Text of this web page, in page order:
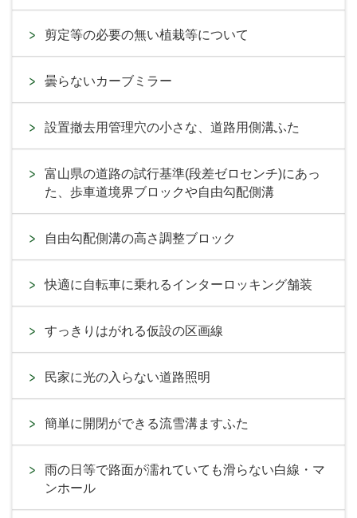
剪定等の必要の無い植栽等について
曇らないカーブミラー
設置撤去用管理穴の小さな、道路用側溝ふた
富山県の道路の試行基準(段差ゼロセンチ)にあっ
た、歩車道境界ブロックや自由勾配側溝
自由勾配側溝の高さ調整ブロック
快適に自転車に乗れるインターロッキング舗装
すっきりはがれる仮設の区画線
民家に光の入らない道路照明
簡単に開閉ができる流雪溝ますふた
雨の日等で路面が濡れていても滑らない白線・マ
ンホール